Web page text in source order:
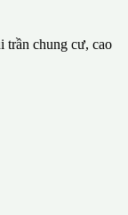
trần chung cư, cao